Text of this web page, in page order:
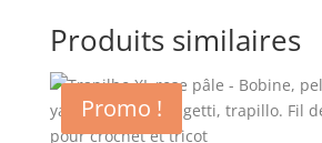
Produits similaires
Promo !